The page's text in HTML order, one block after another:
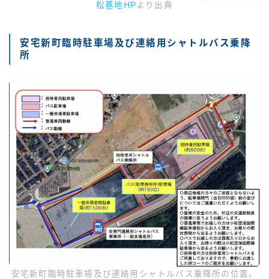
松基地HP より出典
安宅新町臨時駐車場及び連絡用シャトルバス乗降
所
安宅新町臨時駐車場及び連絡用シャトルバス乗降所の位置。